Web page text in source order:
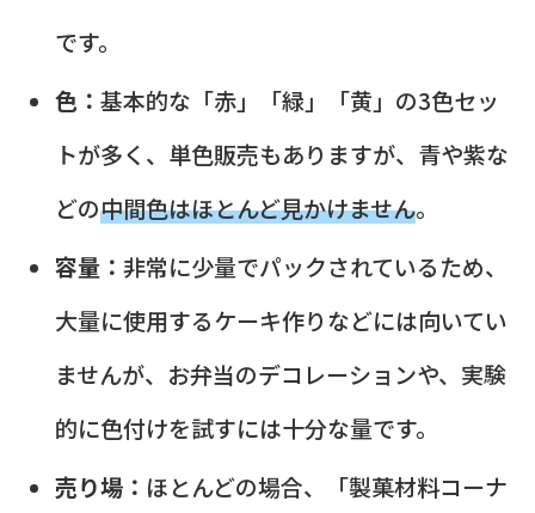
です。
色： 基本的な「赤」「緑」「黄」の3色セッ
トが多く、単色販売もありますが、青や紫な
どの中間色はほとんど見かけません。
容量： 非常に少量でパックされているため、
大量に使用するケーキ作りなどには向いてい
ませんが、お弁当のデコレーションや、実験
的に色付けを試すには十分な量です。
売り場： ほとんどの場合、「製菓材料コーナ